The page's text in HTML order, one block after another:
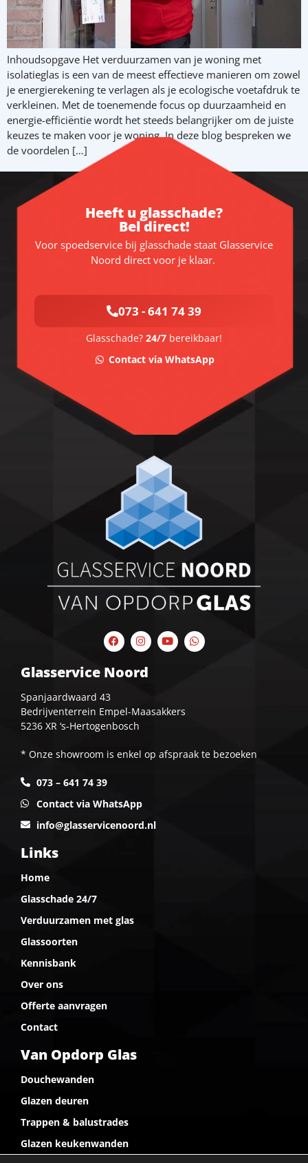
Inhoudsopgave Het verduurzamen van je woning met
isolatieglas is een van de meest effectieve manieren om zowel
je energierekening te verlagen als je ecologische voetafdruk te
verkleinen. Met de toenemende focus op duurzaamheid en
energie-efficiëntie wordt het steeds belangrijker om de juiste
keuzes te maken voor je woning. In deze blog bespreken we
de voordelen […]
Heeft u glasschade?
Bel direct!
Voor spoedservice bij glasschade staat Glasservice
Noord direct voor je klaar.
073 - 641 74 39
Glasschade? 24/7 bereikbaar!
Contact via WhatsApp
Glasservice Noord
Spanjaardwaard 43
Bedrijventerrein Empel-Maasakkers
5236 XR ‘s-Hertogenbosch
* Onze showroom is enkel op afspraak te bezoeken
073 – 641 74 39
Contact via WhatsApp
info@glasservicenoord.nl
Links
Home
Glasschade 24/7
Verduurzamen met glas
Glassoorten
Kennisbank
Over ons
Offerte aanvragen
Contact
Van Opdorp Glas
Douchewanden
Glazen deuren
Trappen & balustrades
Glazen keukenwanden